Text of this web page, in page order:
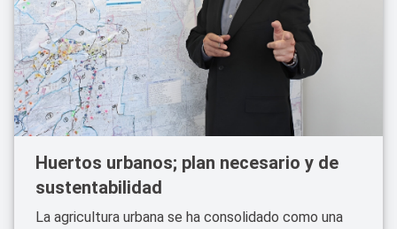
Huertos urbanos; plan necesario y de
sustentabilidad
La agricultura urbana se ha consolidado como una